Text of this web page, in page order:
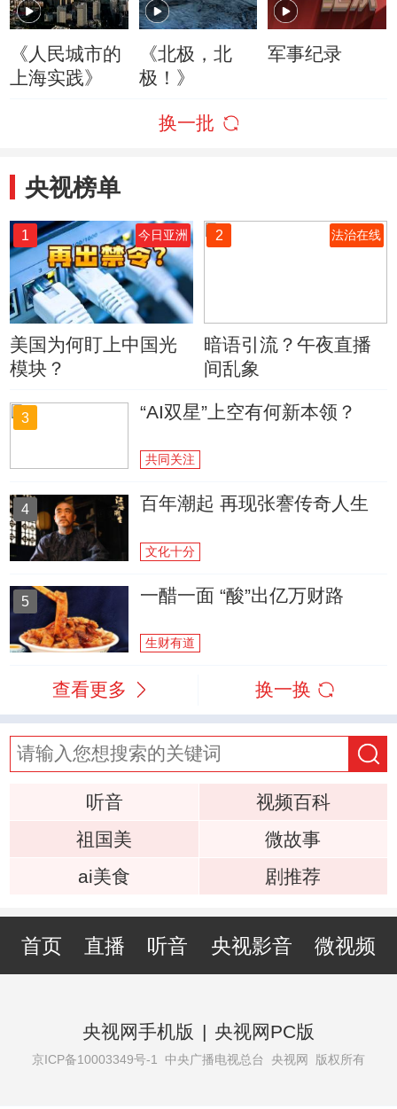
《人民城市的
上海实践》
《北极，北
极！》
军事纪录
换一批
央视榜单
1 今日亚洲
美国为何盯上中国光
模块？
2 法治在线
暗语引流？午夜直播
间乱象
3 “AI双星”上空有何新本领？
共同关注
4 百年潮起 再现张謇传奇人生
文化十分
5 一醋一面 “酸”出亿万财路
生财有道
查看更多 换一换
听音
视频百科
祖国美
微故事
ai美食
剧推荐
首页 直播 听音 央视影音 微视频
央视网手机版 | 央视网PC版
京ICP备10003349号-1 中央广播电视总台 央视网 版权所有